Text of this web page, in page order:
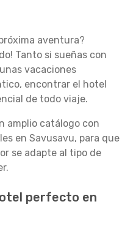
aventura?
Tanto si sueñas con
vacaciones
encontrar el hotel
de todo viaje.
amplio catálogo con
en Savusavu, para que
se adapte al tipo de
perfecto en